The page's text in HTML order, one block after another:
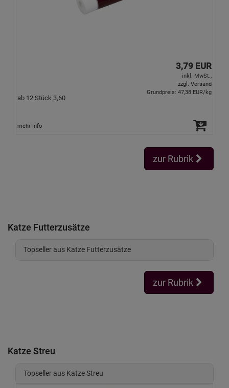
3,79 EUR
inkl. MwSt.,
zzgl. Versand
ab 12 Stück 3,60
Grundpreis: 47,38 EUR/kg
mehr Info
zur Rubrik
Katze Futterzusätze
Topseller aus Katze Futterzusätze
zur Rubrik
Katze Streu
Topseller aus Katze Streu